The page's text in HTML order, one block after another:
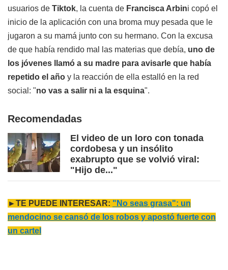
usuarios de Tiktok, la cuenta de Francisca Arbini copó el
inicio de la aplicación con una broma muy pesada que le
jugaron a su mamá junto con su hermano. Con la excusa
de que había rendido mal las materias que debía, uno de
los jóvenes llamó a su madre para avisarle que había
repetido el año y la reacción de ella estalló en la red
social: "no vas a salir ni a la esquina".
Recomendadas
El video de un loro con tonada
cordobesa y un insólito
exabrupto que se volvió viral:
"Hijo de..."
►TE PUEDE INTERESAR: "No seas grasa": un
mendocino se cansó de los robos y apostó fuerte con
un cartel